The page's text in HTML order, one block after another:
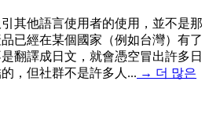
其他語言使用者的使用，並不是那
已經在某個國家（例如台灣）有了
翻譯成日文，就會憑空冒出許多日
，但社群不是許多人... → 더 많은